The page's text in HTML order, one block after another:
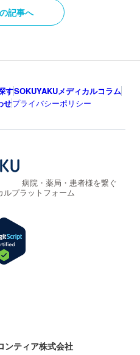
記事へ
すSOKUYAKUメディカルコラム
せプライバシーポリシー
病院・薬局・患者様を繋ぐ
ルプラットフォーム
ンティア株式会社